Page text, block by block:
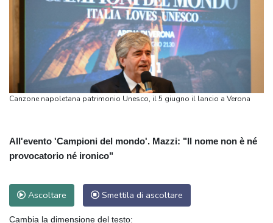
Canzone napoletana patrimonio Unesco, il 5 giugno il lancio a Verona
All'evento 'Campioni del mondo'. Mazzi: "Il nome non è né
provocatorio né ironico"
Ascoltare Smettila di ascoltare
Cambia la dimensione del testo: